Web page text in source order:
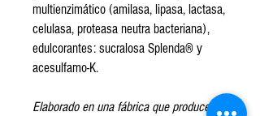
multienzimático (amilasa, lipasa, lactasa,
celulasa, proteasa neutra bacteriana),
edulcorantes: sucralosa Splenda® y
acesulfamo-K.
Elaborado en una fábrica que produce